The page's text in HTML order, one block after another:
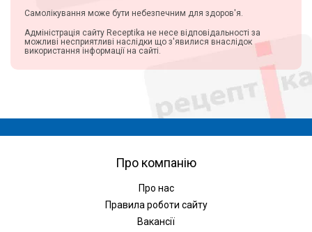
Самолікування може бути небезпечним для здоров'я.
Адміністрація сайту Receptika не несе відповідальності за
можливі несприятливі наслідки що з'явилися внаслідок
використання інформації на сайті.
Про компанію
Про нас
Правила роботи сайту
Вакансії